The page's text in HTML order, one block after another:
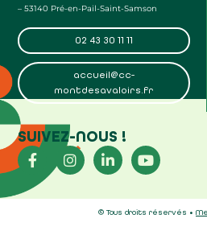
– 53140 Pré-en-Pail-Saint-Samson
02 43 30 11 11
accueil@cc-
montdesavaloirs.fr
SUIVEZ-NOUS !
© Tous droits réservés •